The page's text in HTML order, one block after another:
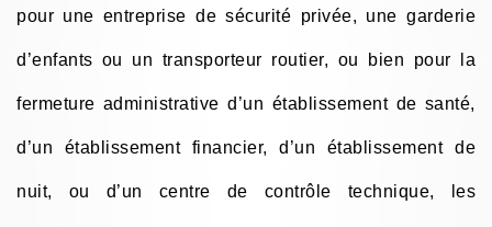
pour une entreprise de sécurité privée, une garderie
d’enfants ou un transporteur routier, ou bien pour la
fermeture administrative d’un établissement de santé,
d’un établissement financier, d’un établissement de
nuit, ou d’un centre de contrôle technique, les